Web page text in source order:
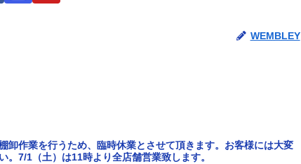
WEMBLEY
卸作業を行うため、臨時休業とさせて頂きます。お客様には大変
。7/1（土）は11時より全店舗営業致します。